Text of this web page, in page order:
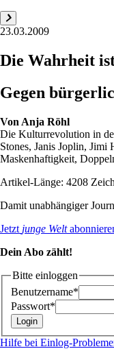
23.03.2009
Die Wahrheit
Gegen
Von Anja Röhl
Die Kulturrevolution in
Stones, Janis Joplin,
Maskenhaftigkeit,
Artikel-Länge: 4208
Damit unabhängiger
Jetzt junge Welt
Dein Abo zählt!
Bitte einloggen
Benutzername*
Passwort*
Hilfe bei Einlog-